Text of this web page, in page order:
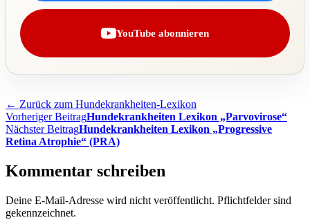
YouTube abonnieren
← Zurück zum Hundekrankheiten-Lexikon
Beitragsnavigation
Vorheriger BeitragHundekrankheiten Lexikon „Parvovirose“
Nächster BeitragHundekrankheiten Lexikon „Progressive
Retina Atrophie“ (PRA)
Kommentar schreiben
Deine E-Mail-Adresse wird nicht veröffentlicht. Pflichtfelder sind
gekennzeichnet.